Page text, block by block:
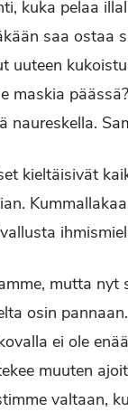
kuka pelaa
saa
uuteen
maskia
naureskella.
kieltäisivät
mutta nyt
osin
ei ole
muuten
valtaan,